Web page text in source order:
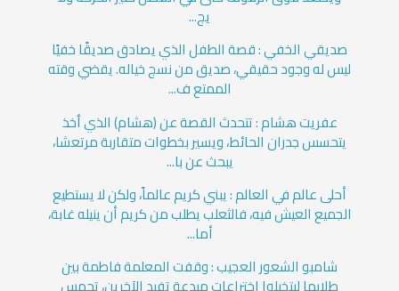
يج...
صديقي الخفي : قصة الطفل الذي يصادق صديقًا خفيًا
ليس له وجود حقيقي، صديق من نسج خياله. يقضي وقته
الممتع ف...
عفريت هشام : تتحدث القصة عن (هشام) الذي أخذ
يتحسس جدران الحائط، ويسير بخطوات متقاربة مرتعشا،
يبحث عن با...
أحلى عالم في العالم : يبني كريم عالماً، ولكن لا يستطيع
الجميع العيش فيه، فالثعلب يطلب من كريم أن ينيله غابة،
أما...
شامبو الشعور العجيب : وقفت المعلمة فاطمة بين